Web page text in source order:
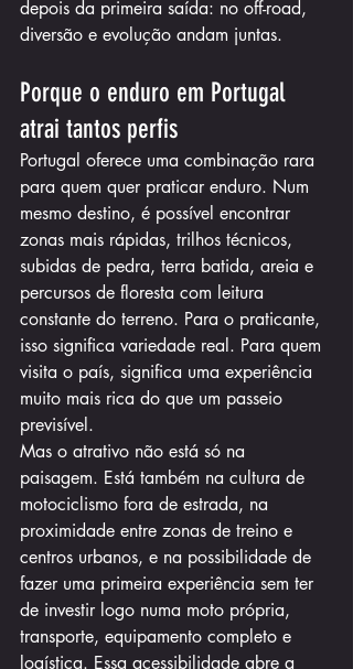
depois da primeira saída: no off-road,
diversão e evolução andam juntas.
Porque o enduro em Portugal
atrai tantos perfis
Portugal oferece uma combinação rara
para quem quer praticar enduro. Num
mesmo destino, é possível encontrar
zonas mais rápidas, trilhos técnicos,
subidas de pedra, terra batida, areia e
percursos de floresta com leitura
constante do terreno. Para o praticante,
isso significa variedade real. Para quem
visita o país, significa uma experiência
muito mais rica do que um passeio
previsível.
Mas o atrativo não está só na
paisagem. Está também na cultura de
motociclismo fora de estrada, na
proximidade entre zonas de treino e
centros urbanos, e na possibilidade de
fazer uma primeira experiência sem ter
de investir logo numa moto própria,
transporte, equipamento completo e
logística. Essa acessibilidade abre a